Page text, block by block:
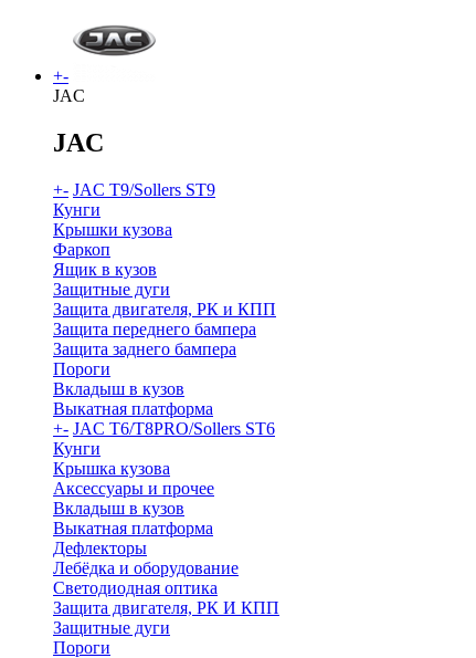
+-
JAC
JAC
+- JAC T9/Sollers ST9
Кунги
Крышки кузова
Фаркоп
Ящик в кузов
Защитные дуги
Защита двигателя, РК и КПП
Защита переднего бампера
Защита заднего бампера
Пороги
Вкладыш в кузов
Выкатная платформа
+- JAC T6/T8PRO/Sollers ST6
Кунги
Крышка кузова
Аксессуары и прочее
Вкладыш в кузов
Выкатная платформа
Дефлекторы
Лебёдка и оборудование
Светодиодная оптика
Защита двигателя, РК И КПП
Защитные дуги
Пороги